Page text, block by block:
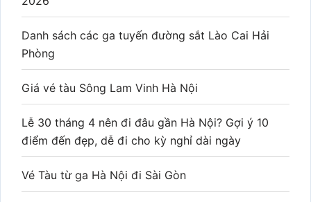
Danh sách các ga tuyến đường sắt Lào Cai Hải
Phòng
Giá vé tàu Sông Lam Vinh Hà Nội
Lễ 30 tháng 4 nên đi đâu gần Hà Nội? Gợi ý 10
điểm đến đẹp, dễ đi cho kỳ nghỉ dài ngày
Vé Tàu từ ga Hà Nội đi Sài Gòn